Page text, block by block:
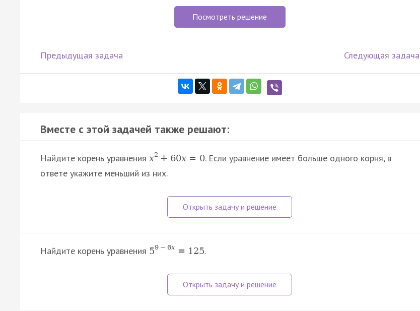
Посмотреть решение
Предыдущая задача Следующая задача
Вместе с этой задачей также решают:
Найдите корень уравнения x2 + 60x = 0. Если уравнение имеет больше одного корня, в
ответе укажите меньший из них.
Найдите корень уравнения 59 − 6x = 125.